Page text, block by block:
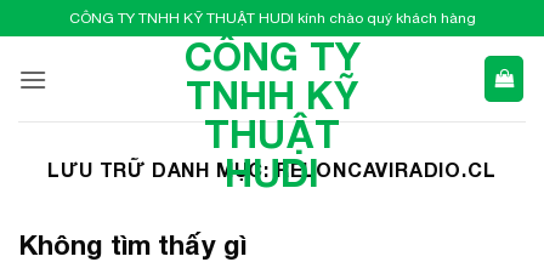
qua
nội
CÔNG TY TNHH KỸ THUẬT HUDI kính chào quý khách hàng
CÔNG TY
TNHH KỸ
THUẬT
HUDI
LƯU TRỮ DANH MỤC: RELONCAVIRADIO.CL
Không tìm thấy gì